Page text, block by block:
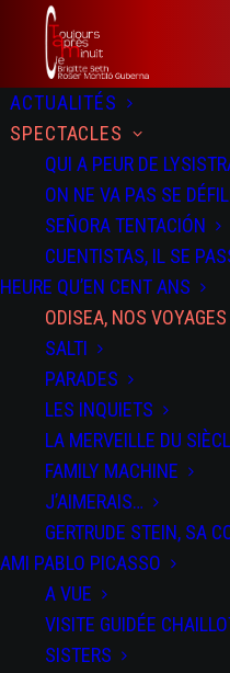
ACTUALITÉS
SPECTACLES
QUI A PEUR DE
ON NE VA PAS SE
SEÑORA TENTACIÓN
CUENTISTAS, IL SE
HEURE QU’EN CENT ANS
ODISEA, NOS
SALTI
PARADES
LES INQUIETS
LA MERVEILLE DU
FAMILY MACHINE
J’AIMERAIS…
GERTRUDE STEIN, SA
AMI PABLO PICASSO
A VUE
VISITE GUIDÉE
SISTERS
DATES